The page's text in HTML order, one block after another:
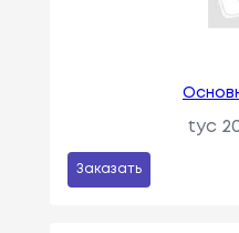
tyc
Заказать